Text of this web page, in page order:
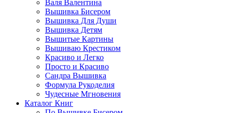
Валя Валентина
Вышивка Бисером
Вышивка Для Души
Вышивка Детям
Вышитые Картины
Вышиваю Крестиком
Красиво и Легко
Просто и Красиво
Сандра Вышивка
Формула Рукоделия
Чудесные Мгновения
Каталог Книг